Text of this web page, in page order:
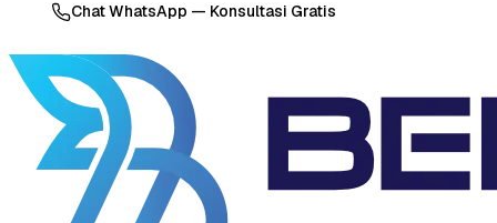
Chat WhatsApp — Konsultasi Gratis